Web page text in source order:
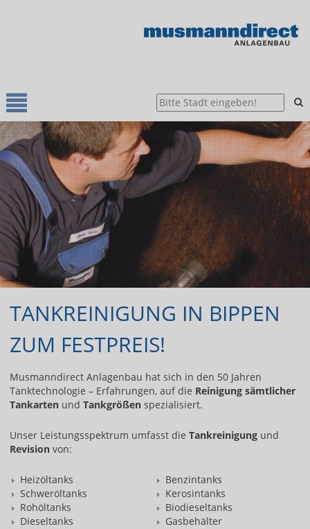
TANKREINIGUNG IN BIPPEN
ZUM FESTPREIS!
Musmanndirect Anlagenbau hat sich in den 50 Jahren
Tanktechnologie – Erfahrungen, auf die Reinigung sämtlicher
Tankarten und Tankgrößen spezialisiert.
Unser Leistungsspektrum umfasst die Tankreinigung und
Revision von:
Heizöltanks
Schweröltanks
Rohöltanks
Dieseltanks
Benzintanks
Kerosintanks
Biodieseltanks
Gasbehälter